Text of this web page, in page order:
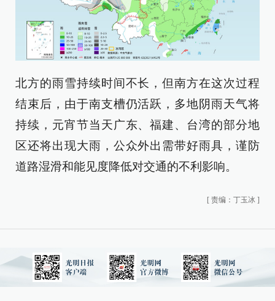
北方的雨雪持续时间不长，但南方在这次过程
结束后，由于南支槽仍活跃，多地阴雨天气将
持续，元宵节当天广东、福建、台湾的部分地
区还将出现大雨，公众外出需带好雨具，谨防
道路湿滑和能见度降低对交通的不利影响。
[ 责编：丁玉冰 ]